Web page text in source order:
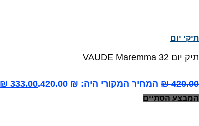
תיקי יום
תיק יום VAUDE Maremma 32
₪420.00 המחיר המקורי היה: ₪ 420.00. ₪ 333.00
המבצע הסתיים